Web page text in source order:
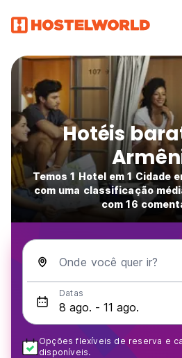
Hotéis
Temos 1 Hotel em 1 Cidade
com uma classificação
com 16
Onde você quer ir?
Datas
Opções flexíveis de reserva e
disponíveis.